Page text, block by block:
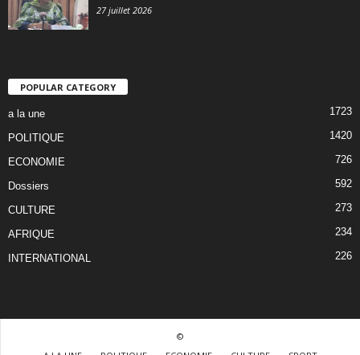
27 juillet 2026
POPULAR CATEGORY
a la une 1723
POLITIQUE 1420
ECONOMIE 726
Dossiers 592
CULTURE 273
AFRIQUE 234
INTERNATIONAL 226
©